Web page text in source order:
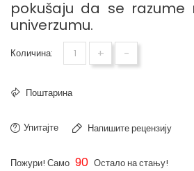
pokušaju da se razume
univerzumu.
Количина: + -
Поштарина
Упитајте Напишите рецензију
Пожури! Само 90 Остало на стању!